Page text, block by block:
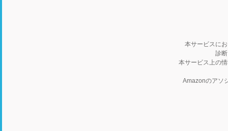
本サービスに
診
本サービス上の
Amazonのアソ